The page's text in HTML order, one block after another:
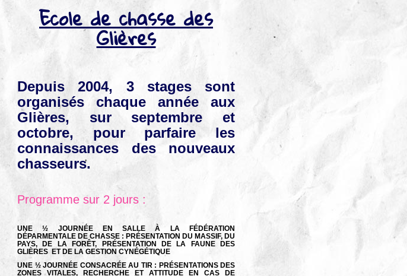
Ecole de chasse des
Glières
Depuis 2004, 3 stages sont
organisés chaque année aux
Glières, sur septembre et
octobre, pour parfaire les
connaissances des nouveaux
chasseurs.
Programme sur 2 jours :
UNE ½ JOURNÉE EN SALLE À LA FÉDÉRATION
DÉPARMENTALE DE CHASSE : PRÉSENTATION DU MASSIF, DU
PAYS, DE LA FORÊT, PRÉSENTATION DE LA FAUNE DES
GLIÈRES ET DE LA GESTION CYNÉGÉTIQUE
UNE ½ JOURNÉE CONSACRÉE AU TIR : PRÉSENTATIONS DES
ZONES VITALES, RECHERCHE ET ATTITUDE EN CAS DE